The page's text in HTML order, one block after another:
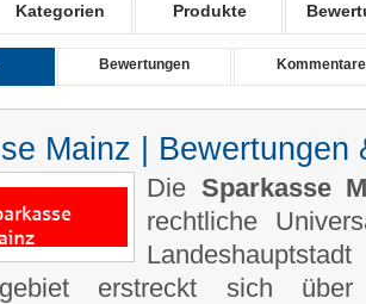
Kategorien Produkte
Bewertungen Kommentare
Mainz | Bewertungen
Die Sparkasse
rechtliche
erstreckt sich